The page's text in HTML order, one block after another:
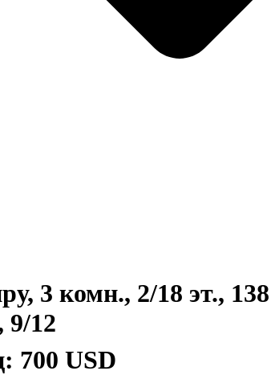
3 комн., 2/18 эт.,
9/12
700 USD